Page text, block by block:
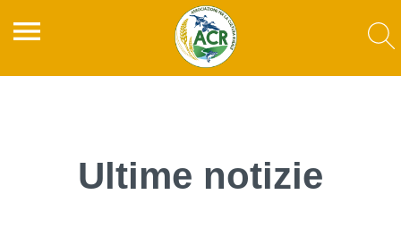
menu
Ultime notizie